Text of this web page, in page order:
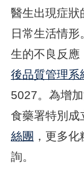
醫生出現症狀
日常生活情
生的不良反應
後品質管理系
5027。為增
食藥署特別成
絲團 ，更多
詢。